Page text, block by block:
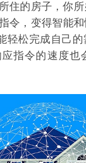
住的房子，你
令，变得智能
轻松完成自己的
指令的速度也